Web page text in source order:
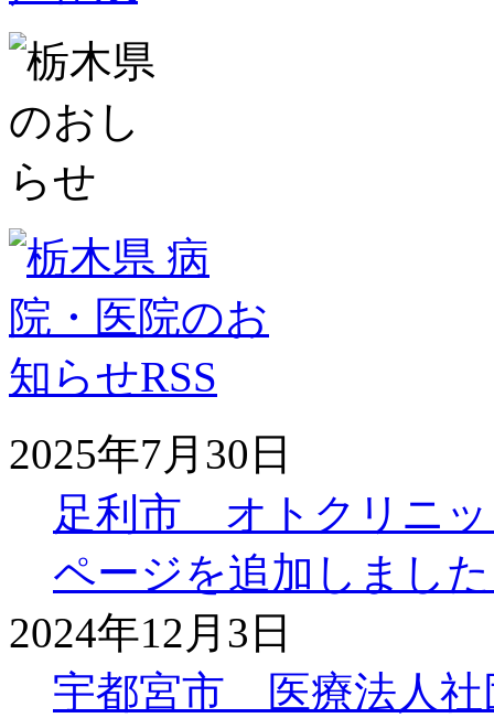
2025年7月30日
足利市 オトクリニッ
ページを追加しまし
2024年12月3日
宇都宮市 医療法人社